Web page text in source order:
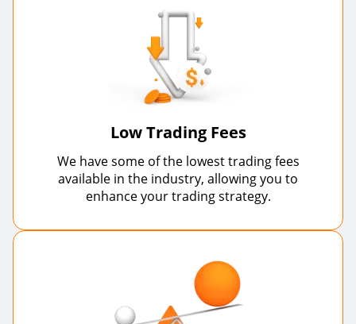
Low Trading Fees
We have some of the lowest trading fees
available in the industry, allowing you to
enhance your trading strategy.